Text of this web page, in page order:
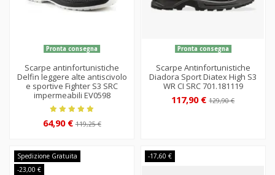
Pronta consegna
Scarpe antinfortunistiche
Delfin leggere alte antiscivolo
e sportive Fighter S3 SRC
impermeabili EV0598
64,90 €119,25 €
Pronta consegna
Scarpe Antinfortunistiche
Diadora Sport Diatex High S3
WR CI SRC 701.181119
117,90 €129,90 €
Spedizione Gratuita
-23,00 €
-17,60 €